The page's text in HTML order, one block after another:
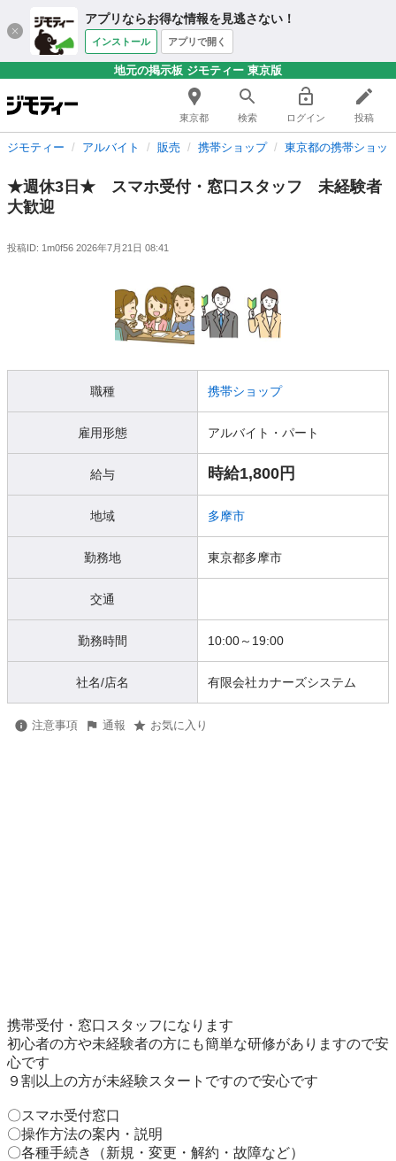
アプリならお得な情報を見逃さない！
インストール アプリで開く
地元の掲示板 ジモティー 東京版
東京都 検索 ログイン 投稿
ジモティー アルバイト 販売 携帯ショップ 東京都の携帯ショッ
★週休3日★ スマホ受付・窓口スタッフ 未経験者
大歓迎
投稿ID: 1m0f56 2026年7月21日 08:41
職種 携帯ショップ
雇用形態 アルバイト・パート
給与 時給1,800円
地域 多摩市
勤務地 東京都多摩市
交通
勤務時間 10:00～19:00
社名/店名 有限会社カナーズシステム
注意事項 通報 お気に入り
携帯受付・窓口スタッフになります
初心者の方や未経験者の方にも簡単な研修がありますので安
心です
９割以上の方が未経験スタートですので安心です
〇スマホ受付窓口
〇操作方法の案内・説明
〇各種手続き（新規・変更・解約・故障など）